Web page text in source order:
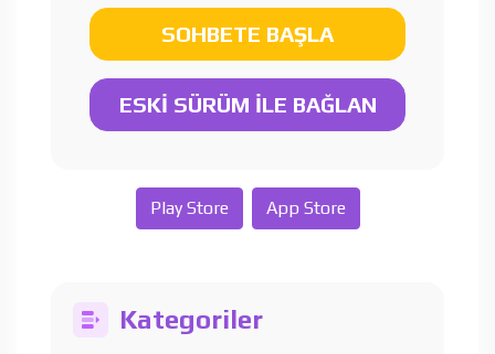
SOHBETE BAŞLA
ESKİ SÜRÜM İLE BAĞLAN
Play Store App Store
Kategoriler